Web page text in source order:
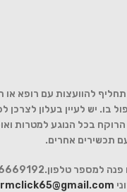
להוועצות עם רופא
בו. יש לעיין בעלון לצרכן
בכל הנוגע למטרות
תכשירים אחרים.